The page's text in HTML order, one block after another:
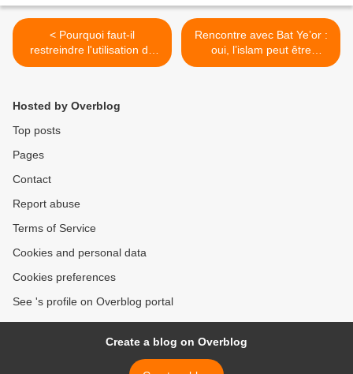
< Pourquoi faut-il
restreindre l'utilisation du
critère de « raisonnabilité
Rencontre avec Bat Ye’or :
oui, l’islam peut être
réformé >
Hosted by Overblog
Top posts
Pages
Contact
Report abuse
Terms of Service
Cookies and personal data
Cookies preferences
See 's profile on Overblog portal
Create a blog on Overblog